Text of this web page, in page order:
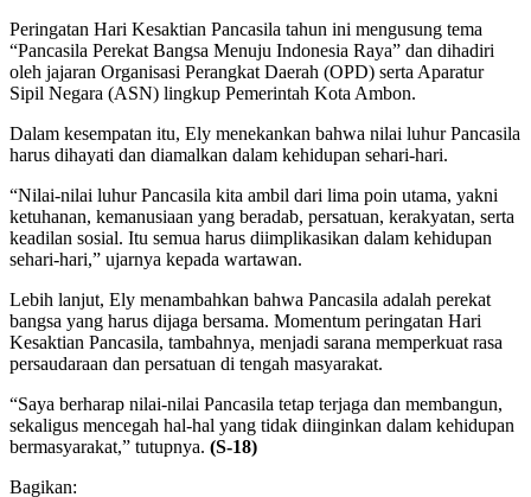
Peringatan Hari Kesaktian Pancasila tahun ini mengusung tema
“Pancasila Perekat Bangsa Menuju Indonesia Raya” dan dihadiri
oleh jajaran Organisasi Perangkat Daerah (OPD) serta Aparatur
Sipil Negara (ASN) lingkup Pemerintah Kota Ambon.
Dalam kesempatan itu, Ely menekankan bahwa nilai luhur Pancasila
harus dihayati dan diamalkan dalam kehidupan sehari-hari.
“Nilai-nilai luhur Pancasila kita ambil dari lima poin utama, yakni
ketuhanan, kemanusiaan yang beradab, persatuan, kerakyatan, serta
keadilan sosial. Itu semua harus diimplikasikan dalam kehidupan
sehari-hari,” ujarnya kepada wartawan.
Lebih lanjut, Ely menambahkan bahwa Pancasila adalah perekat
bangsa yang harus dijaga bersama. Momentum peringatan Hari
Kesaktian Pancasila, tambahnya, menjadi sarana memperkuat rasa
persaudaraan dan persatuan di tengah masyarakat.
“Saya berharap nilai-nilai Pancasila tetap terjaga dan membangun,
sekaligus mencegah hal-hal yang tidak diinginkan dalam kehidupan
bermasyarakat,” tutupnya. (S-18)
Bagikan: